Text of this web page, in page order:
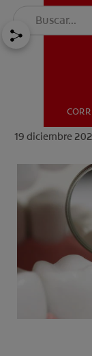
19 diciembre